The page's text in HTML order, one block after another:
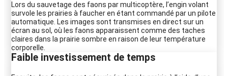
Lors du sauvetage des faons par multicoptère, l’engin volant
survole les prairies à faucher en étant commandé par un pilote
automatique. Les images sont transmises en direct sur un
écran au sol, où les faons apparaissent comme des taches
claires dans la prairie sombre en raison de leur température
corporelle.
Faible investissement de temps